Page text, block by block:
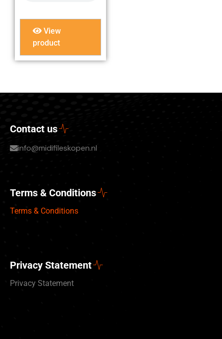
View
product
Contact us
info@midifileskopen.nl
Terms & Conditions
Terms & Conditions
Privacy Statement
Privacy Statement